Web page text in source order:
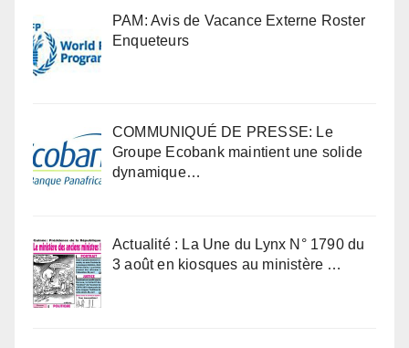
PAM: Avis de Vacance Externe Roster
Enqueteurs
COMMUNIQUÉ DE PRESSE: Le
Groupe Ecobank maintient une solide
dynamique…
Actualité : La Une du Lynx N° 1790 du
3 août en kiosques au ministère …